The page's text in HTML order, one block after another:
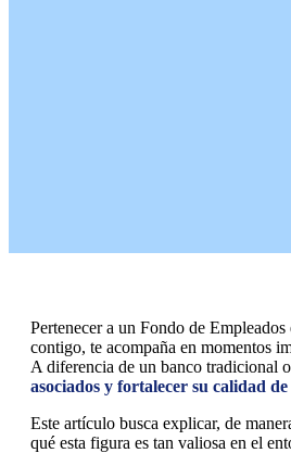
Pertenecer a un Fondo de
contigo, te acompaña en momentos
A diferencia de un banco tradicional
asociados y fortalecer su calidad
Este artículo busca explicar, de
qué esta figura es tan valiosa en el